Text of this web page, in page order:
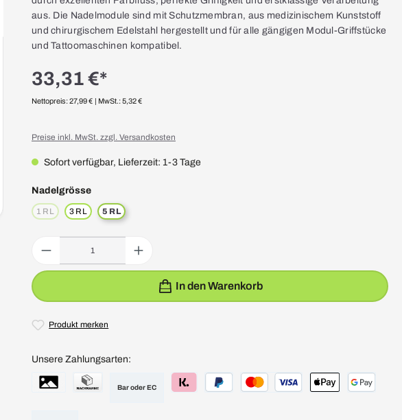
aus. Die Nadelmodule sind mit Schutzmembran, aus medizinischem Kunststoff
und chirurgischem Edelstahl hergestellt und für alle gängigen Modul-Griffstücke
und Tattoomaschinen kompatibel.
33,31 €*
Nettopreis: 27,99 € | MwSt.: 5,32 €
Preise inkl. MwSt. zzgl. Versandkosten
Sofort verfügbar, Lieferzeit: 1-3 Tage
Nadelgrösseauswählen
1 RL
(Diese Option ist zurzeit nicht verfügbar.)
3 RL 5 RL
In den Warenkorb
Produkt merken
Unsere Zahlungsarten:
Bar oder EC